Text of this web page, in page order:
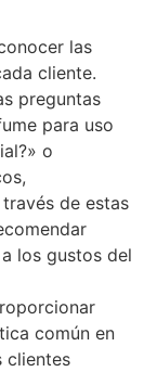
las
cliente.
preguntas
para uso
o
de estas
los gustos del
común en
clientes